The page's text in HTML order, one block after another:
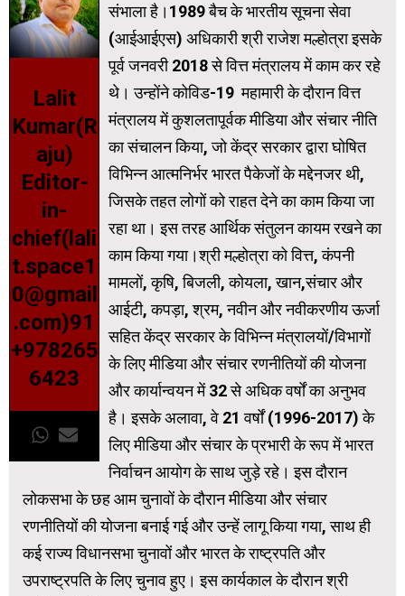
Lalit
Kumar(R
aju)
Editor-
in-
chief(lali
t.space1
0@gmail
.com)91
+978265
6423
संभाला है।1989 बैच के भारतीय सूचना सेवा
(आईआईएस) अधिकारी श्री राजेश मल्होत्रा इसके
पूर्व जनवरी 2018 से वित्त मंत्रालय में काम कर रहे
थे। उन्होंने कोविड-19 महामारी के दौरान वित्त
मंत्रालय में कुशलतापूर्वक मीडिया और संचार नीति
का संचालन किया, जो केंद्र सरकार द्वारा घोषित
विभिन्न आत्मनिर्भर भारत पैकेजों के मद्देनजर थी,
जिसके तहत लोगों को राहत देने का काम किया जा
रहा था। इस तरह आर्थिक संतुलन कायम रखने का
काम किया गया।श्री मल्होत्रा को वित्त, कंपनी
मामलों, कृषि, बिजली, कोयला, खान,संचार और
आईटी, कपड़ा, श्रम, नवीन और नवीकरणीय ऊर्जा
सहित केंद्र सरकार के विभिन्न मंत्रालयों/विभागों
के लिए मीडिया और संचार रणनीतियों की योजना
और कार्यान्वयन में 32 से अधिक वर्षों का अनुभव
है। इसके अलावा, वे 21 वर्षों (1996-2017) के
लिए मीडिया और संचार के प्रभारी के रूप में भारत
निर्वाचन आयोग के साथ जुड़े रहे। इस दौरान
लोकसभा के छह आम चुनावों के दौरान मीडिया और संचार
रणनीतियों की योजना बनाई गई और उन्हें लागू किया गया, साथ ही
कई राज्य विधानसभा चुनावों और भारत के राष्ट्रपति और
उपराष्ट्रपति के लिए चुनाव हुए। इस कार्यकाल के दौरान श्री